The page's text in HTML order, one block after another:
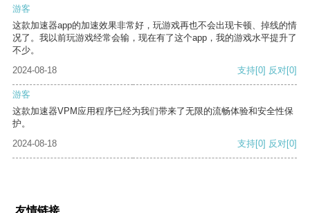
游客
这款加速器app的加速效果非常好，玩游戏再也不会出现卡顿、掉线的情
况了。我以前玩游戏经常会输，现在有了这个app，我的游戏水平提升了
不少。
2024-08-18
支持[0] 反对[0]
游客
这款加速器VPM应用程序已经为我们带来了无限的流畅体验和安全性保
护。
2024-08-18
支持[0] 反对[0]